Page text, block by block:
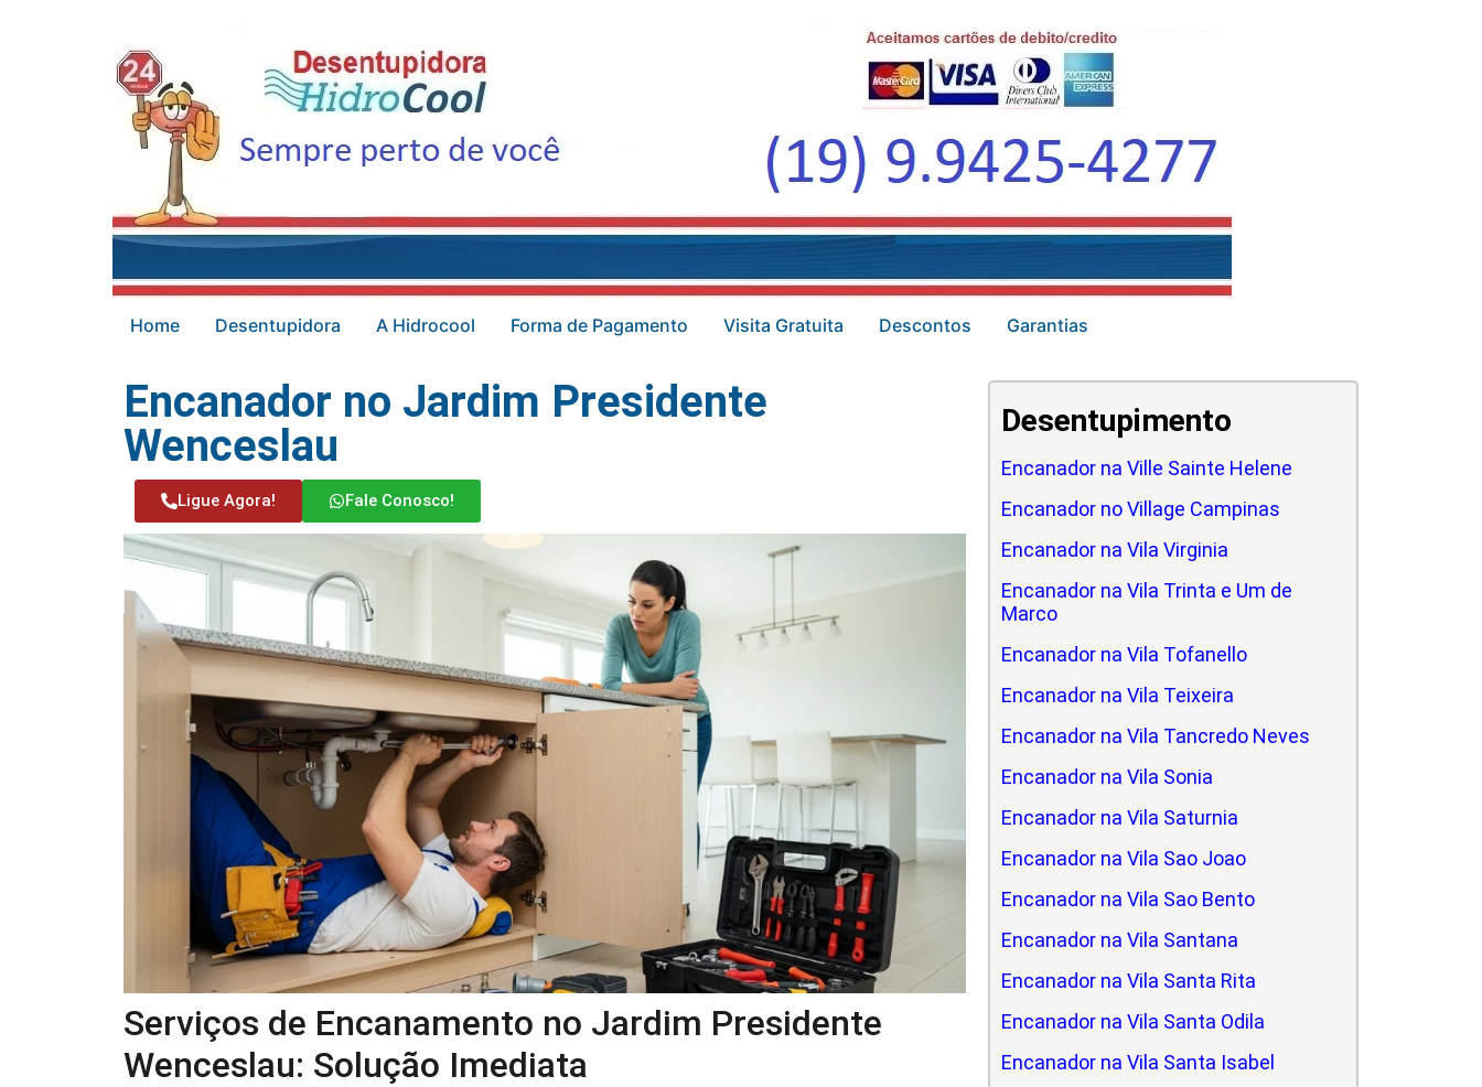
Home Desentupidora A Hidrocool Forma de Pagamento Visita Gratuita Descontos Garantias
Encanador no Jardim Presidente
Wenceslau
Ligue Agora! Fale Conosco!
Serviços de Encanamento no Jardim Presidente
Wenceslau: Solução Imediata
Desentupimento
Encanador na Ville Sainte Helene
Encanador no Village Campinas
Encanador na Vila Virginia
Encanador na Vila Trinta e Um de
Marco
Encanador na Vila Tofanello
Encanador na Vila Teixeira
Encanador na Vila Tancredo Neves
Encanador na Vila Sonia
Encanador na Vila Saturnia
Encanador na Vila Sao Joao
Encanador na Vila Sao Bento
Encanador na Vila Santana
Encanador na Vila Santa Rita
Encanador na Vila Santa Odila
Encanador na Vila Santa Isabel